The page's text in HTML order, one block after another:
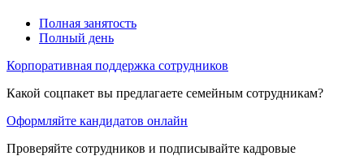
Полная занятость
Полный день
Корпоративная поддержка сотрудников
Какой соцпакет вы предлагаете семейным сотрудникам?
Оформляйте кандидатов онлайн
Проверяйте сотрудников и подписывайте кадровые